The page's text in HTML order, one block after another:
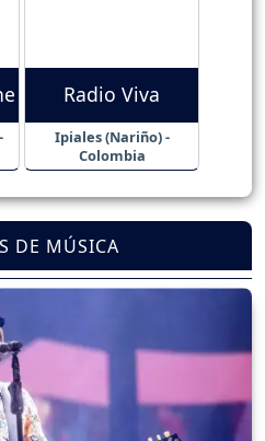
Radio Viva
Ipiales (Nariño) -
Colombia
DE MÚSICA